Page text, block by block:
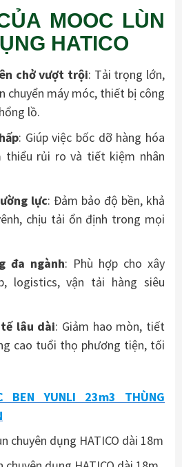
MOOC LÙN
HATICO
chở vượt trội: Tải trọng lớn,
chuyển máy móc, thiết bị công
lồ.
: Giúp việc bốc dỡ hàng hóa
thiểu rủi ro và tiết kiệm nhân
lực: Đảm bảo độ bền, khả
chịu tải ổn định trong mọi
đa ngành: Phù hợp cho xây
logistics, vận tải hàng siêu
lâu dài: Giảm hao mòn, tiết
cao tuổi thọ phương tiện, tối
BEN YUNLI 23m3 THÙNG